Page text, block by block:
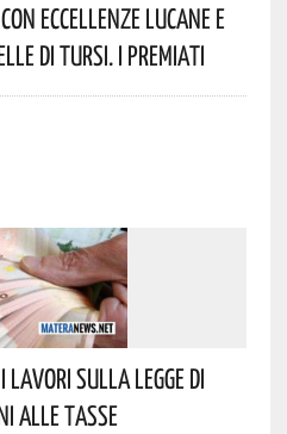
Eccellenze Lucane E
Di Tursi. I Premiati
Sulla Legge Di
Alle Tasse